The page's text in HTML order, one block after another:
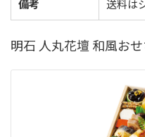
備考 送料は
明石 人丸花壇 和風お